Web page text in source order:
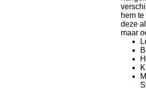
hem
deze
maar